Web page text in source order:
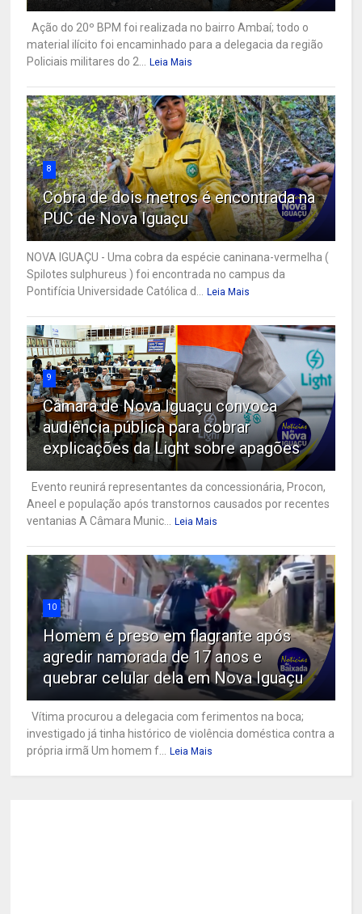
Ação do 20º BPM foi realizada no bairro Ambaí; todo o
material ilícito foi encaminhado para a delegacia da região
Policiais militares do 2... Leia Mais
8
Cobra de dois metros é encontrada na
PUC de Nova Iguaçu
NOVA IGUAÇU - Uma cobra da espécie caninana-vermelha (
Spilotes sulphureus ) foi encontrada no campus da
Pontifícia Universidade Católica d... Leia Mais
9
Câmara de Nova Iguaçu convoca
audiência pública para cobrar
explicações da Light sobre apagões
Evento reunirá representantes da concessionária, Procon,
Aneel e população após transtornos causados por recentes
ventanias A Câmara Munic... Leia Mais
10
Homem é preso em flagrante após
agredir namorada de 17 anos e
quebrar celular dela em Nova Iguaçu
Vítima procurou a delegacia com ferimentos na boca;
investigado já tinha histórico de violência doméstica contra a
própria irmã Um homem f... Leia Mais